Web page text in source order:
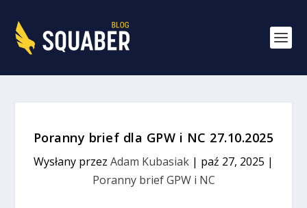
Poranny brief dla GPW i NC 27.10.2025
Wysłany przez Adam Kubasiak | paź 27, 2025 |
Poranny brief GPW i NC